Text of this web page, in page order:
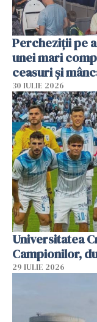
Percheziții pe
unei mari
ceasuri și
30 IULIE 2026
Universitatea
Campionilor,
29 IULIE 2026